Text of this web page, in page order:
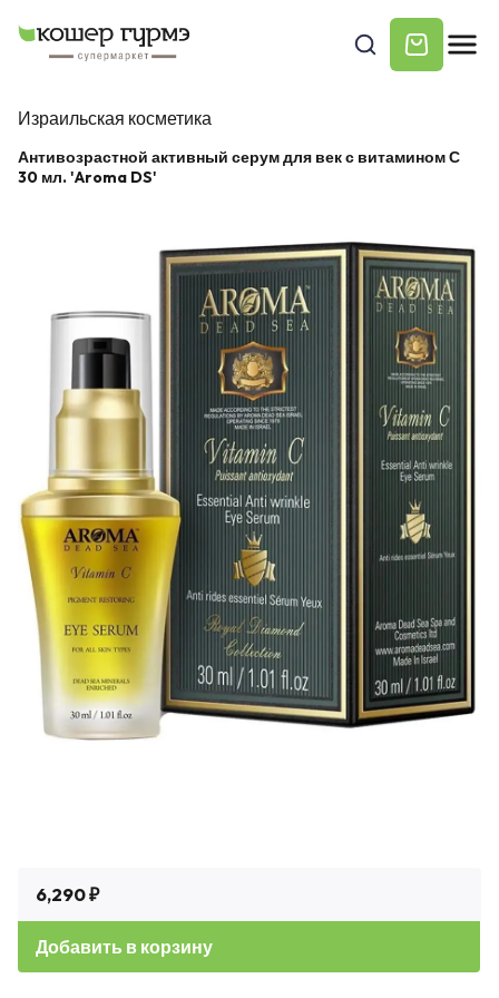
Израильская косметика
Антивозрастной активный серум для век с витамином С
30 мл. 'Aroma DS'
6,290 ₽
Добавить в корзину